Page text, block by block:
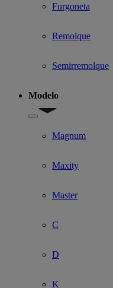
Furgoneta
Remolque
Semirremolque
Modelo
Show submenu for
Magnum
Maxity
Master
C
D
K